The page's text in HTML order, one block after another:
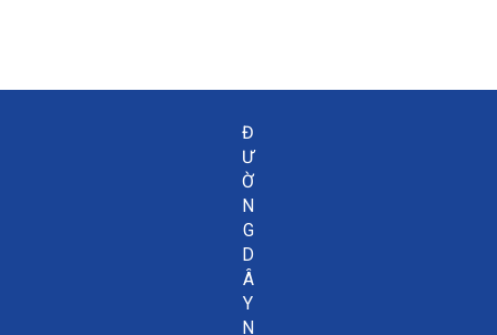
Đ
Ư
Ờ
N
G
D
Â
Y
N